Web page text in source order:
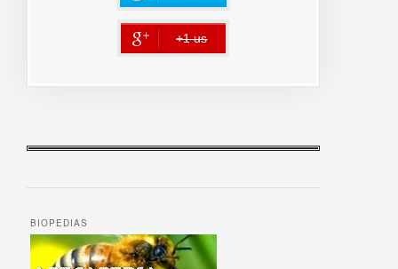
+1 us
error
BIOPEDIAS